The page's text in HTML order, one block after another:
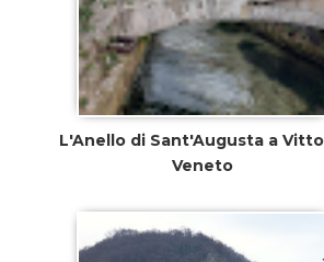
L'Anello di Sant'Augusta a
Veneto